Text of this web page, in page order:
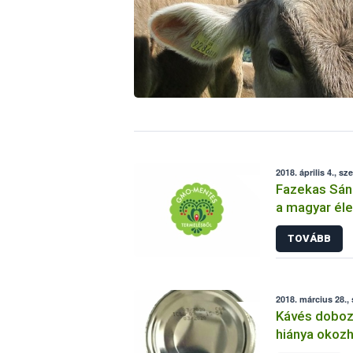
2018. április 4.,
Fazekas
a magyar
mentességét
TOVÁBB
2018. március 28.,
Kávés
hiánya